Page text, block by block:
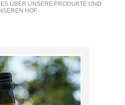
ÜBER UNSERE PRODUKTE UND
HOF